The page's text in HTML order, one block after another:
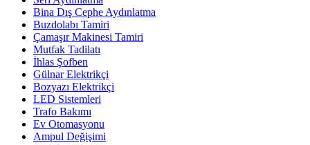
Bina Dış Cephe Aydınlatma
Buzdolabı Tamiri
Çamaşır Makinesi Tamiri
Mutfak Tadilatı
İhlas Şofben
Gülnar Elektrikçi
Bozyazı Elektrikçi
LED Sistemleri
Trafo Bakımı
Ev Otomasyonu
Ampul Değişimi